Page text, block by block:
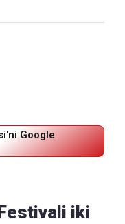
Google
iki